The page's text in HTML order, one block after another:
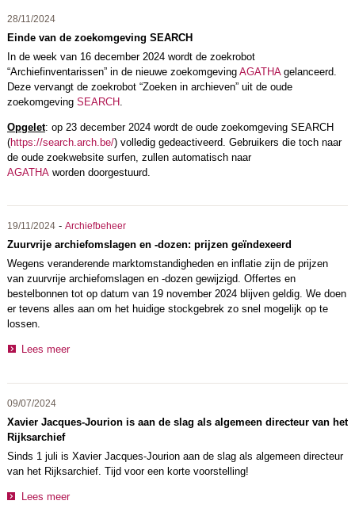
28/11/2024
Einde van de zoekomgeving SEARCH
In de week van 16 december 2024 wordt de zoekrobot
“Archiefinventarissen” in de nieuwe zoekomgeving AGATHAgelanceerd.
Deze vervangt de zoekrobot “Zoeken in archieven” uit de oude
zoekomgeving SEARCH
Opgelet: op 23 december 2024 wordt de oude zoekomgeving SEARCH
(https://search.arch.be/) volledig gedeactiveerd. Gebruikers die toch naar
de oude zoekwebsite surfen, zullen automatisch naar
AGATHAworden doorgestuurd.
19/11/2024- Archiefbeheer
Zuurvrije archiefomslagen en -dozen: prijzen geïndexeerd
Wegens veranderende marktomstandigheden en inflatie zijn de prijzen
van zuurvrije archiefomslagen en -dozen gewijzigd. Offertes en
bestelbonnen tot op datum van 19 november 2024 blijven geldig. We doen
er tevens alles aan om het huidige stockgebrek zo snel mogelijk op te
lossen.
Lees meer
09/07/2024
Xavier Jacques-Jourion is aan de slag als algemeen directeur van het
Rijksarchief
Sinds 1 juli is Xavier Jacques-Jourion aan de slag als algemeen directeur
van het Rijksarchief. Tijd voor een korte voorstelling!
Lees meer